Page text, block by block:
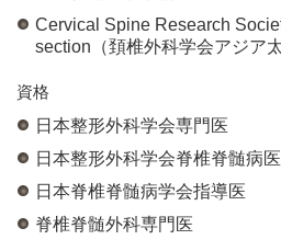
Cervical Spine Research
section（頚椎外科学会アジア
資格
日本整形外科学会専門医
日本整形外科学会脊椎脊髄病医
日本脊椎脊髄病学会指導医
脊椎脊髄外科専門医